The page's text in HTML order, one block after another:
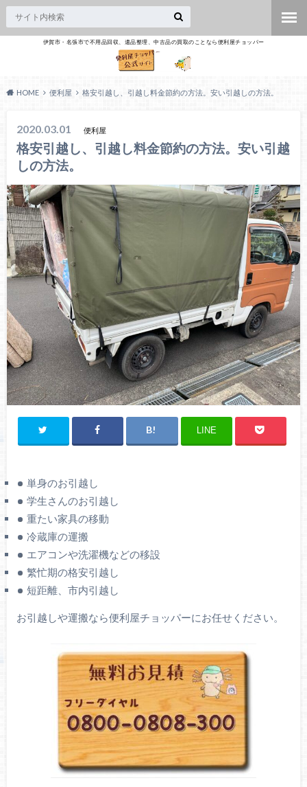
伊賀市・名張市で不用品回収、遺品整理、中古品の買取のことなら便利屋チョッパー
HOME 便利屋 格安引越し、引越し料金節約の方法。安い引越しの方法。
2020.03.01 便利屋
格安引越し、引越し料金節約の方法。安い引越
しの方法。
LINE
単身のお引越し
学生さんのお引越し
重たい家具の移動
冷蔵庫の運搬
エアコンや洗濯機などの移設
繁忙期の格安引越し
短距離、市内引越し
お引越しや運搬なら便利屋チョッパーにお任せください。